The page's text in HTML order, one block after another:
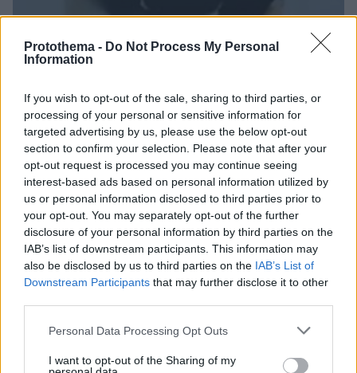
Protothema - Do Not Process My Personal
Information
If you wish to opt-out of the sale, sharing to third parties, or
processing of your personal or sensitive information for
targeted advertising by us, please use the below opt-out
section to confirm your selection. Please note that after your
opt-out request is processed you may continue seeing
interest-based ads based on personal information utilized by
us or personal information disclosed to third parties prior to
your opt-out. You may separately opt-out of the further
disclosure of your personal information by third parties on the
IAB’s list of downstream participants. This information may
also be disclosed by us to third parties on the IAB’s List of
Downstream Participants that may further disclose it to other
Please note that this website/app uses one or more Google
not limited to your visit or usage behaviour. You may click to
Personal Data Processing Opt Outs
I want to opt-out of the Sharing of my
Εξαφανίστηκε... λούτρινο πάντα στο Πήλιο - Δίνουν
αμοιβή σε όποιον το βρει
«Δεν μπορώ να κοιμηθώ χωρίς αυτόν» λέει το μικρό
αγοράκι
18.08.2023, 08:08 37